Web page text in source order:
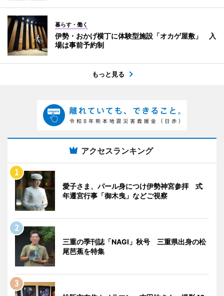
暮らす・働く
伊勢・おかげ横丁に体験型施設「オカゲ屋敷」 入
場は事前予約制
もっと見る
アクセスランキング
愛子さま、パール身につけ伊勢神宮参拝 式
年遷宮行事「御木曳」などご視察
三重の季刊誌「NAGI」秋号 三重県出身の松
尾芭蕉を特集